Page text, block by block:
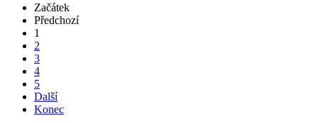
Začátek
Předchozí
1
2
3
4
5
Další
Konec